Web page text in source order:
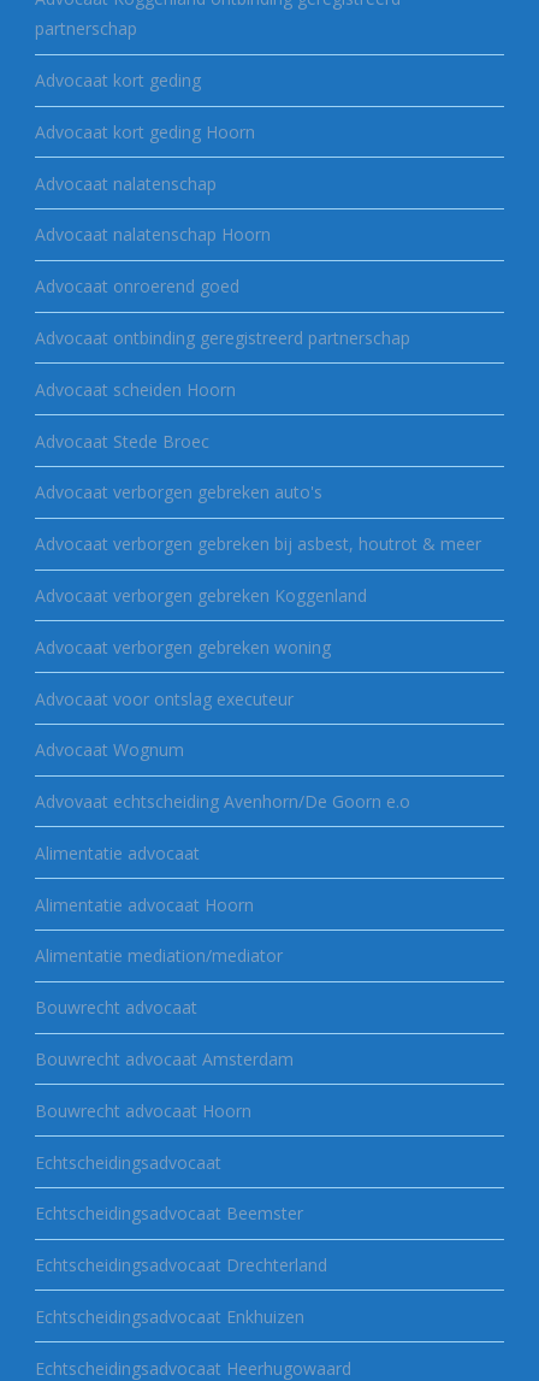
partnerschap
Advocaat kort geding
Advocaat kort geding Hoorn
Advocaat nalatenschap
Advocaat nalatenschap Hoorn
Advocaat onroerend goed
Advocaat ontbinding geregistreerd partnerschap
Advocaat scheiden Hoorn
Advocaat Stede Broec
Advocaat verborgen gebreken auto's
Advocaat verborgen gebreken bij asbest, houtrot & meer
Advocaat verborgen gebreken Koggenland
Advocaat verborgen gebreken woning
Advocaat voor ontslag executeur
Advocaat Wognum
Advovaat echtscheiding Avenhorn/De Goorn e.o
Alimentatie advocaat
Alimentatie advocaat Hoorn
Alimentatie mediation/mediator
Bouwrecht advocaat
Bouwrecht advocaat Amsterdam
Bouwrecht advocaat Hoorn
Echtscheidingsadvocaat
Echtscheidingsadvocaat Beemster
Echtscheidingsadvocaat Drechterland
Echtscheidingsadvocaat Enkhuizen
Echtscheidingsadvocaat Heerhugowaard